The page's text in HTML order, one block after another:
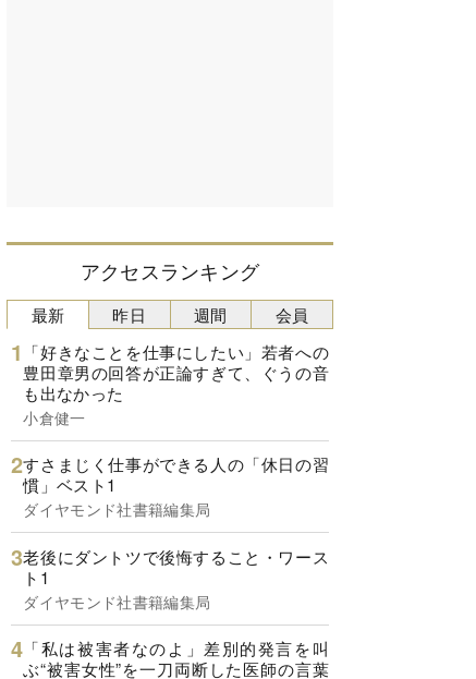
アクセスランキング
最新
「好きなことを仕事にしたい」若者への
豊田章男の回答が正論すぎて、ぐうの音
も出なかった
小倉健一
すさまじく仕事ができる人の「休日の習
慣」ベスト1
ダイヤモンド社書籍編集局
老後にダントツで後悔すること・ワース
ト1
ダイヤモンド社書籍編集局
「私は被害者なのよ」差別的発言を叫
ぶ“被害女性”を一刀両断した医師の言葉
昨日 週間 会員